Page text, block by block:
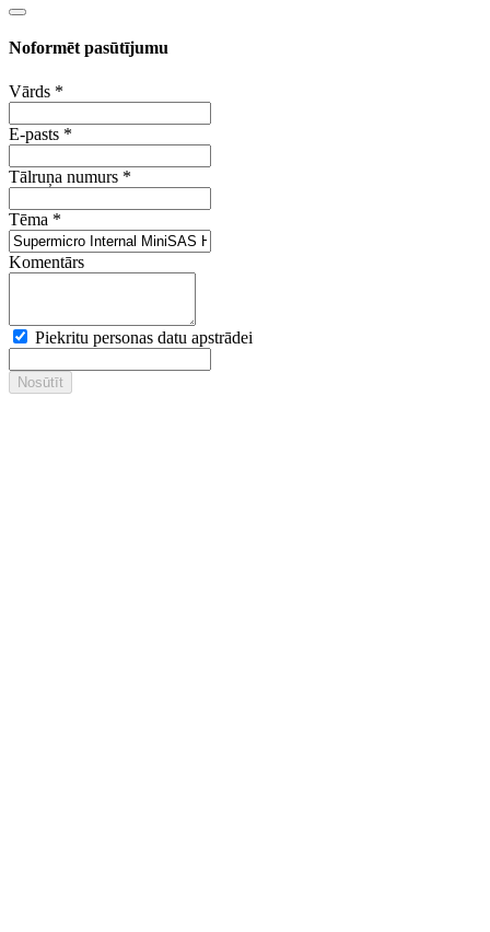
Noformēt pasūtījumu
Vārds *
E-pasts *
Tālruņa numurs *
Tēma *
Komentārs
Piekritu personas datu apstrādei
Nosūtīt